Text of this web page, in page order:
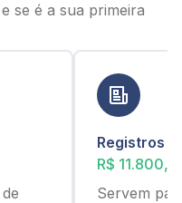
se é a sua primeira
Registros
R$
Servem